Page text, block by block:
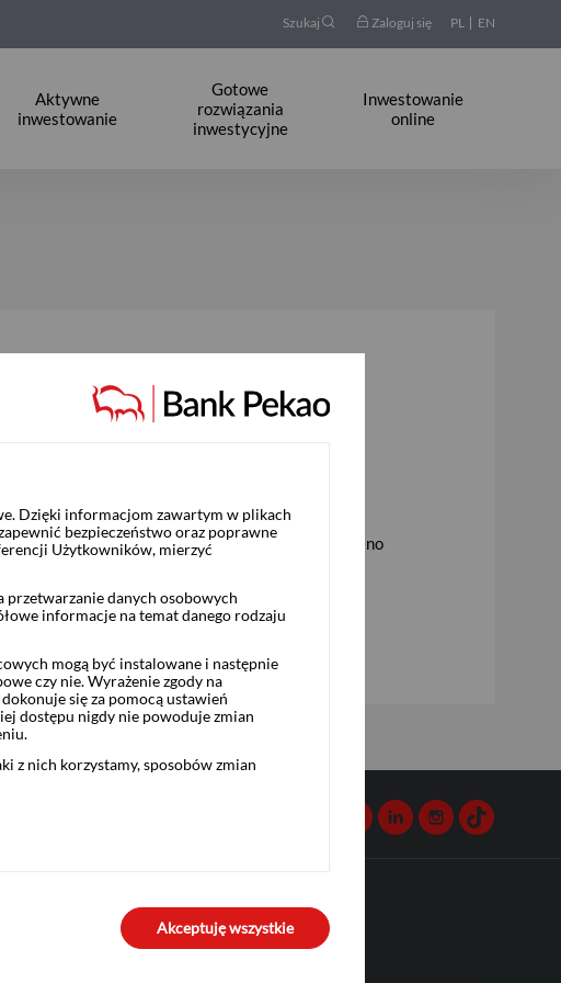
Szukaj Zaloguj się PL EN
Aktywne
inwestowanie
Gotowe
rozwiązania
inwestycyjne
Inwestowanie
online
z Opcją Autocall Powiązany z Akcjami Dino
FacebookTwitterYoutubeLinkedinInstagram
TikTok
Przydatne linki
Dzięki informacjom zawartym w plikach
bezpieczeństwo oraz poprawne
Użytkowników, mierzyć
przetwarzanie danych osobowych
informacje na temat danego rodzaju
mogą być instalowane i następnie
czy nie. Wyrażenie zgody na
się za pomocą ustawień
dostępu nigdy nie powoduje zmian
z nich korzystamy, sposobów zmian
Akceptuję wszystkie